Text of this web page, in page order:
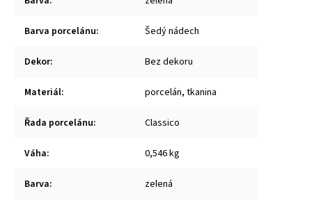
Barva porcelánu: Šedý nádech
Dekor: Bez dekoru
Materiál: porcelán, tkanina
Řada porcelánu: Classico
Váha: 0,546 kg
Barva: zelená